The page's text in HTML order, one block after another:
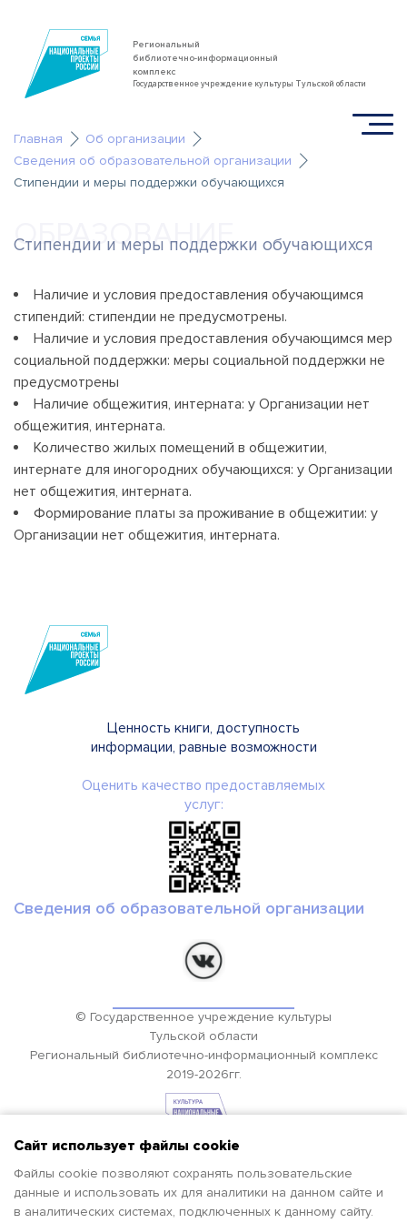
Региональный
библиотечно-информационный
комплекс
Государственное учреждение культуры Тульской области
Главная
Об организации
Сведения об образовательной организации
Стипендии и меры поддержки обучающихся
Стипендии и меры поддержки обучающихся
ОБРАЗОВАНИЕ
Наличие и условия предоставления обучающимся
стипендий: стипендии не предусмотрены.
Наличие и условия предоставления обучающимся мер
социальной поддержки: меры социальной поддержки не
предусмотрены
Наличие общежития, интерната: у Организации нет
общежития, интерната.
Количество жилых помещений в общежитии,
интернате для иногородних обучающихся: у Организации
нет общежития, интерната.
Формирование платы за проживание в общежитии: у
Организации нет общежития, интерната.
Сайт использует файлы cookie
Файлы cookie позволяют сохранять пользовательские
данные и использовать их для аналитики на данном сайте и
в аналитических системах, подключенных к данному сайту.
Ценность книги, доступность
информации, равные возможности
Оценить качество предоставляемых
услуг:
Сведения об образовательной организации
© Государственное учреждение культуры
Тульской области
Региональный библиотечно-информационный комплекс
2019-2026гг.